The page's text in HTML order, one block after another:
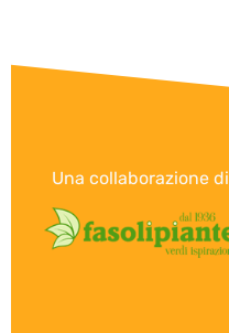
Una collaborazione di